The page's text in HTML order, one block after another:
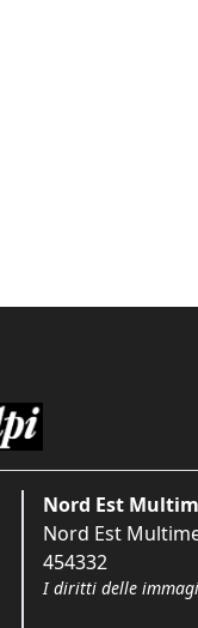
Nord Est
Nord Est
454332
I diritti delle